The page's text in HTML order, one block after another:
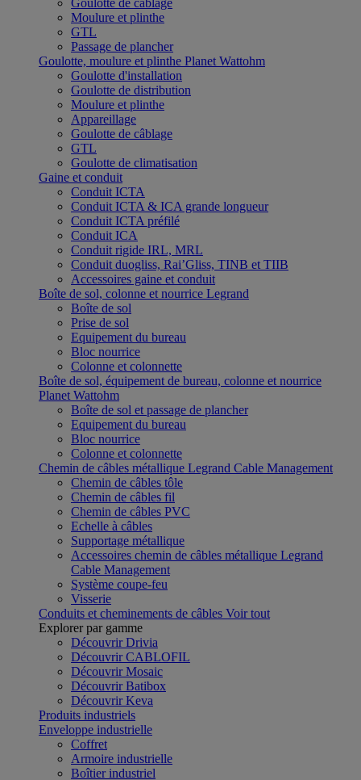
Goulotte de câblage
Moulure et plinthe
GTL
Passage de plancher
Goulotte, moulure et plinthe Planet Wattohm
Goulotte d'installation
Goulotte de distribution
Moulure et plinthe
Appareillage
Goulotte de câblage
GTL
Goulotte de climatisation
Gaine et conduit
Conduit ICTA
Conduit ICTA & ICA grande longueur
Conduit ICTA préfilé
Conduit ICA
Conduit rigide IRL, MRL
Conduit duogliss, Rai’Gliss, TINB et TIIB
Accessoires gaine et conduit
Boîte de sol, colonne et nourrice Legrand
Boîte de sol
Prise de sol
Equipement du bureau
Bloc nourrice
Colonne et colonnette
Boîte de sol, équipement de bureau, colonne et nourrice
Planet Wattohm
Boîte de sol et passage de plancher
Equipement du bureau
Bloc nourrice
Colonne et colonnette
Chemin de câbles métallique Legrand Cable Management
Chemin de câbles tôle
Chemin de câbles fil
Chemin de câbles PVC
Echelle à câbles
Supportage métallique
Accessoires chemin de câbles métallique Legrand
Cable Management
Système coupe-feu
Visserie
Conduits et cheminements de câbles Voir tout
Explorer par gamme
Découvrir Drivia
Découvrir CABLOFIL
Découvrir Mosaic
Découvrir Batibox
Découvrir Keva
Produits industriels
Enveloppe industrielle
Coffret
Armoire industrielle
Boîtier industriel